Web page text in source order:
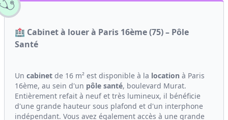
🏥 Cabinet à louer à Paris 16ème (75) – Pôle
Santé
Un cabinet de 16 m² est disponible à la location à Paris
16ème, au sein d'un pôle santé, boulevard Murat.
Entièrement refait à neuf et très lumineux, il bénéficie
d'une grande hauteur sous plafond et d'un interphone
indépendant. Vous avez également accès à une grande